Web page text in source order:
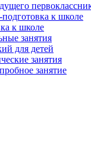
к школе
к школе
занятия
для детей
занятия
занятие